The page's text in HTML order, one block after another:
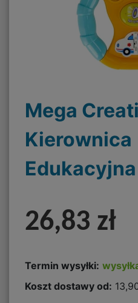
Mega
Kierownica
26,83 zł
Termin wysyłki:
Koszt dostawy od: